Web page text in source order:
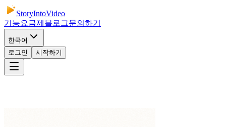
StoryIntoVideo
기능요금제 블로그문의하기
한국어
로그인
시작하기